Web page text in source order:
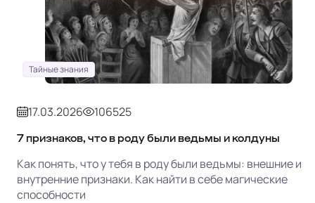
Тайные знания
17.03.2026 106525
7 признаков, что в роду были ведьмы и колдуны
Как понять, что у тебя в роду были ведьмы: внешние и
внутренние признаки. Как найти в себе магические
способности